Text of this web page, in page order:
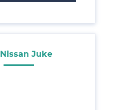
Nissan Juke